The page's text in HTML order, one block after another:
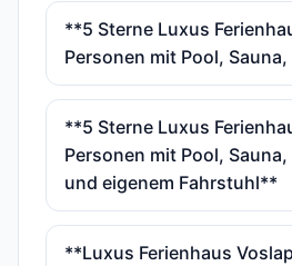
**5 Sterne Luxus
Personen mit Pool,
**5 Sterne Luxus
Personen mit Pool,
und eigenem Fahrstuhl**
**Luxus Ferienhaus